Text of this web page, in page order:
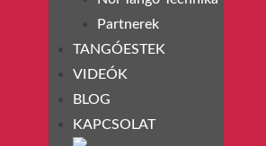
Partnerek
TANGÓESTEK
VIDEÓK
BLOG
KAPCSOLAT